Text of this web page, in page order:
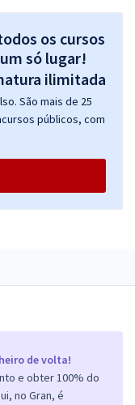
de volta!
e obter 100% do
no Gran, é
os cursos
só lugar!
São mais de 25
públicos, com